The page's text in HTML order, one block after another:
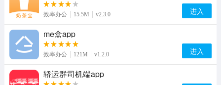
效率办公 15.5M v2.3.0 进入
me盒app
效率办公 121M v1.2.0 进入
轿运群司机端app